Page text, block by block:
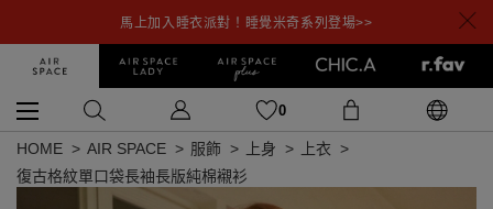
馬上加入睡衣派對！睡覺米奇系列登場>>
0
HOME AIR SPACE 服飾 上身
上衣
復古格紋單口袋長袖長版純棉襯衫